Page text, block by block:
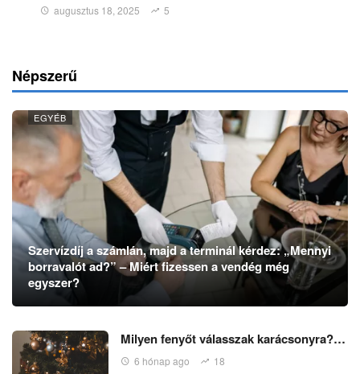
augusztus 18, 2025 5
Népszerű
EGYÉB
Szervízdíj a számlán, majd a terminál kérdez: „Mennyi
borravalót ad?” – Miért fizessen a vendég még
egyszer?
Milyen fenyőt válasszak karácsonyra?…
6 hónap ago 18